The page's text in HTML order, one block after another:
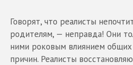
Говорят, что реалисты
родителям, — неправда! Они
ними роковым влиянием общих
причин. Реалисты